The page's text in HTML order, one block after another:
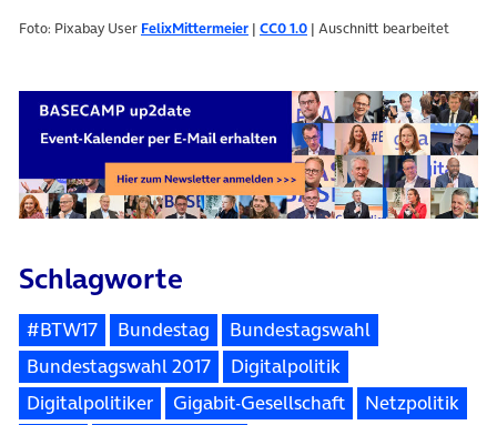
Foto: Pixabay User FelixMittermeier | CC0 1.0 | Auschnitt bearbeitet
Schlagworte
#BTW17 Bundestag
Bundestagswahl
Bundestagswahl 2017
Digitalpolitik
Digitalpolitiker
Gigabit-Gesellschaft
Netzpolitik